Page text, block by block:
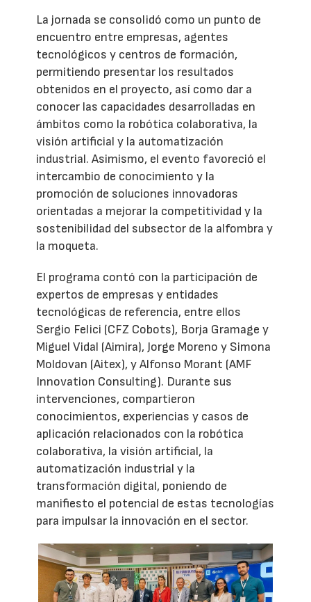
La jornada se consolidó como un punto de
encuentro entre empresas, agentes
tecnológicos y centros de formación,
permitiendo presentar los resultados
obtenidos en el proyecto, así como dar a
conocer las capacidades desarrolladas en
ámbitos como la robótica colaborativa, la
visión artificial y la automatización
industrial. Asimismo, el evento favoreció el
intercambio de conocimiento y la
promoción de soluciones innovadoras
orientadas a mejorar la competitividad y la
sostenibilidad del subsector de la alfombra y
la moqueta.
El programa contó con la participación de
expertos de empresas y entidades
tecnológicas de referencia, entre ellos
Sergio Felici (CFZ Cobots), Borja Gramage y
Miguel Vidal (Aimira), Jorge Moreno y Simona
Moldovan (Aitex), y Alfonso Morant (AMF
Innovation Consulting). Durante sus
intervenciones, compartieron
conocimientos, experiencias y casos de
aplicación relacionados con la robótica
colaborativa, la visión artificial, la
automatización industrial y la
transformación digital, poniendo de
manifiesto el potencial de estas tecnologías
para impulsar la innovación en el sector.